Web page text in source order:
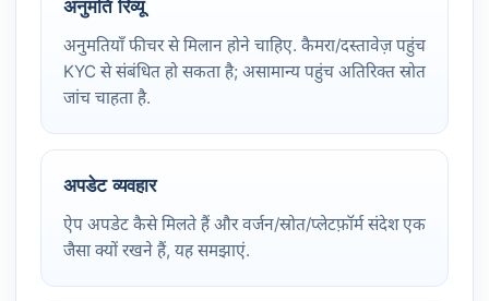
अनुमति रिव्यू
अनुमतियाँ फीचर से मिलान होने चाहिए. कैमरा/दस्तावेज़ पहुंच
KYC से संबंधित हो सकता है; असामान्य पहुंच अतिरिक्त स्रोत
जांच चाहता है.
अपडेट व्यवहार
ऐप अपडेट कैसे मिलते हैं और वर्जन/स्रोत/प्लेटफ़ॉर्म संदेश एक
जैसा क्यों रखने हैं, यह समझाएं.